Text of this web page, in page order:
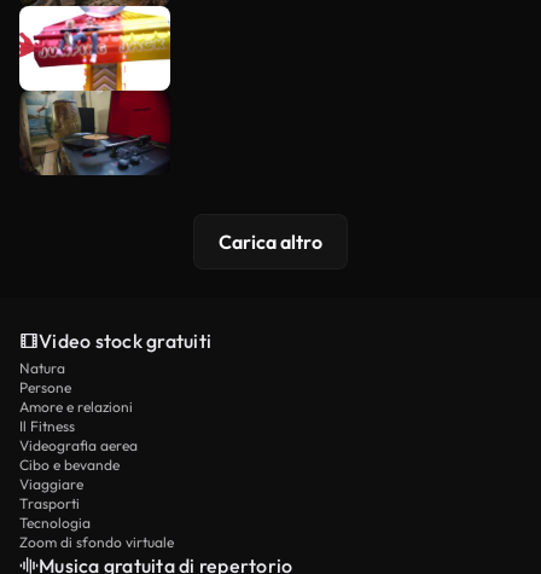
Carica altro
Video stock gratuiti
Natura
Persone
Amore e relazioni
Il Fitness
Videografia aerea
Cibo e bevande
Viaggiare
Trasporti
Tecnologia
Zoom di sfondo virtuale
Musica gratuita di repertorio